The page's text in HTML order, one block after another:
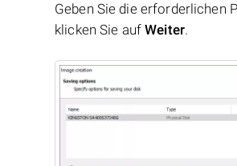
Geben Sie die erforderlichen
klicken Sie aufWeiter.